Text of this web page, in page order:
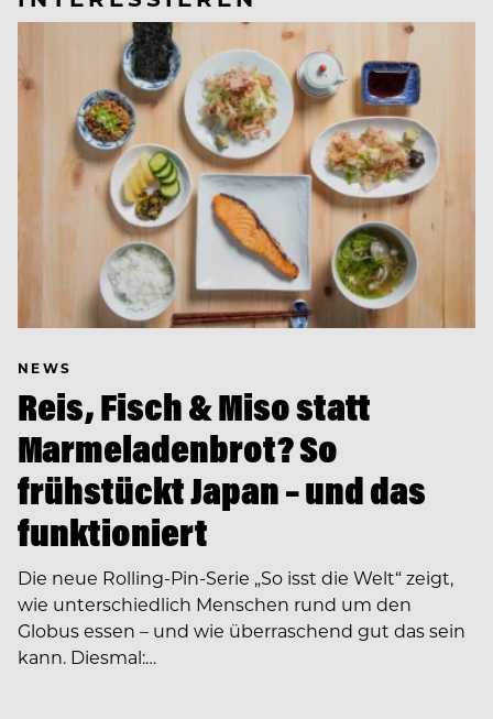
NEWS
Reis, Fisch & Miso statt
Marmeladenbrot? So
frühstückt Japan – und das
funktioniert
Die neue Rolling-Pin-Serie „So isst die Welt“ zeigt,
wie unterschiedlich Menschen rund um den
Globus essen – und wie überraschend gut das sein
kann. Diesmal:…